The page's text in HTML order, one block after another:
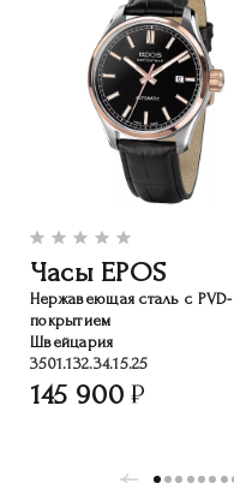
Часы EPOS
Нержавеющая сталь с PVD-
покрытием
Швейцария
3501.132.34.15.25
145 900